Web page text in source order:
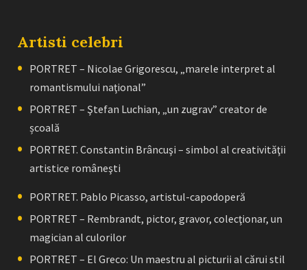
Artisti celebri
PORTRET – Nicolae Grigorescu, „marele interpret al
romantismului naţional”
PORTRET – Ştefan Luchian, „un zugrav” creator de
școală
PORTRET. Constantin Brâncuşi – simbol al creativităţii
artistice româneşti
PORTRET. Pablo Picasso, artistul-capodoperă
PORTRET – Rembrandt, pictor, gravor, colecţionar, un
magician al culorilor
PORTRET – El Greco: Un maestru al picturii al cărui stil